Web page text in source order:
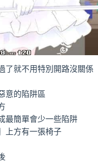
了就不用特別開路沒關係
意的陷阱區
最簡單會少一些陷阱
上方有一張椅子